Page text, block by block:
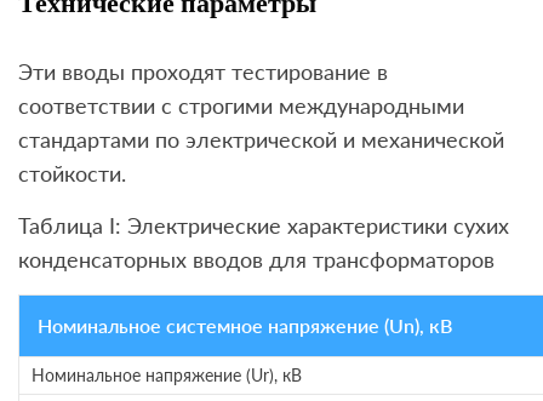
Эти вводы проходят тестирование в
соответствии с строгими международными
стандартами по электрической и механической
стойкости.
Таблица I: Электрические характеристики сухих
конденсаторных вводов для трансформаторов
Номинальное системное напряжение (Un), кВ
Номинальное напряжение (Ur), кВ